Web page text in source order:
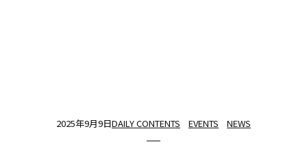
2025年9月9日DAILY CONTENTS EVENTS NEWS